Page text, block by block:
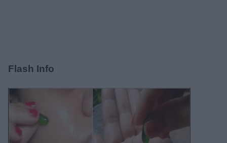
Flash Info